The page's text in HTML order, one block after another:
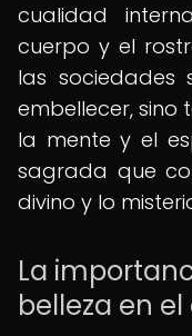
cualidad
cuerpo y el
las sociedades
embellecer, sino
la mente y el
sagrada que
divino y lo
La
belleza en